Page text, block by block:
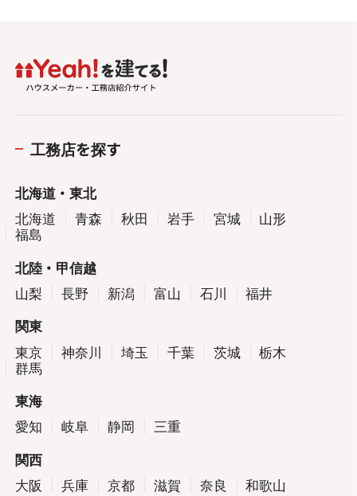
工務店を探す
北海道・東北
北海道
青森 秋田 岩手 宮城
山形
福島
北陸・甲信越
山梨
長野 新潟 富山 石川
福井
関東
東京
神奈川 埼玉 千葉 茨城
栃木
群馬
東海
愛知
岐阜 静岡
三重
関西
大阪
兵庫 京都 滋賀 奈良
和歌山